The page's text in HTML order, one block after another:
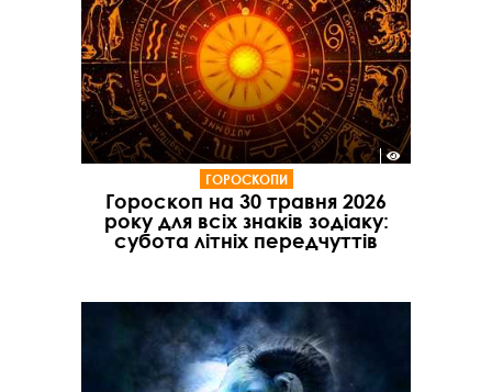
ГОРОСКОПИ
Гороскоп на 30 травня 2026
року для всіх знаків зодіаку:
субота літніх передчуттів